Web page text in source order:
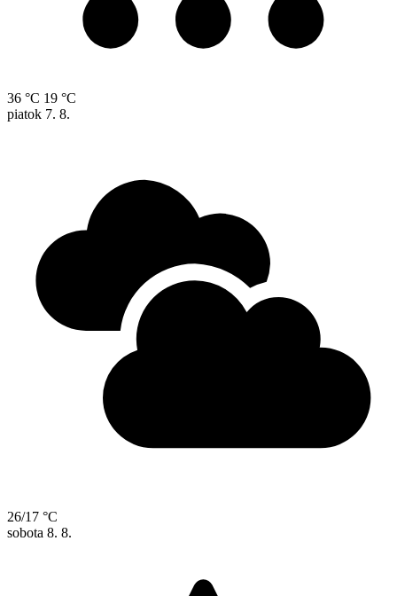
36 °C 19 °C
piatok 7. 8.
26/17 °C
sobota 8. 8.